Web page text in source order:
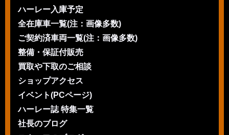
ハーレー入庫予定
全在庫車一覧(注：画像多数)
ご契約済車両一覧(注：画像多数)
整備・保証付販売
買取や下取のご相談
ショップアクセス
イベント(PCページ)
ハーレー誌 特集一覧
社長のブログ